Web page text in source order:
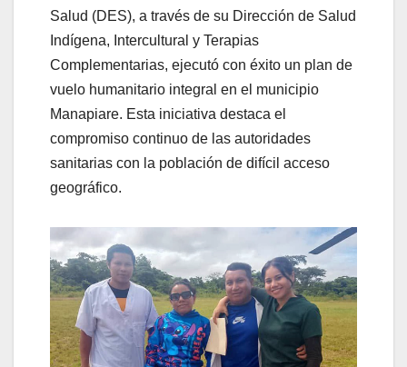
Salud (DES), a través de su Dirección de Salud
Indígena, Intercultural y Terapias
Complementarias, ejecutó con éxito un plan de
vuelo humanitario integral en el municipio
Manapiare. Esta iniciativa destaca el
compromiso continuo de las autoridades
sanitarias con la población de difícil acceso
geográfico.